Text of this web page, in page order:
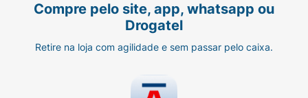
Compre pelo site, app, whatsapp ou
Drogatel
Retire na loja com agilidade e sem passar pelo caixa.